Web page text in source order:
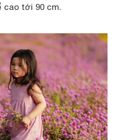
cao tới 90 cm.